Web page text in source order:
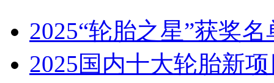
2025“轮胎之星”获奖
2025国内十大轮胎新